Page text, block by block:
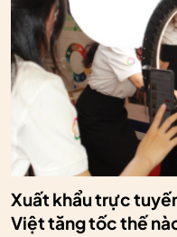
Xuất khẩu trực
Việt tăng tốc thế